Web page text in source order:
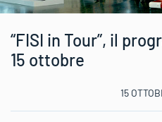
“FISI in Tour”, il
15 ottobre
15